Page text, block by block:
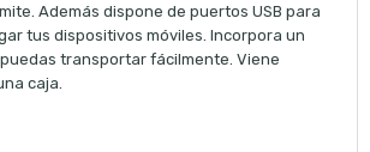
Además dispone de puertos USB para
tus dispositivos móviles. Incorpora un
transportar fácilmente. Viene
caja.